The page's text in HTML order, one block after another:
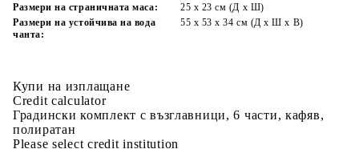
Размери на страничната маса:
25 x 23 см (Д x Ш)
Размери на устойчива на вода
чанта:
55 x 53 x 34 см (Д x Ш x В)
Купи на изплащане
Credit calculator
Градински комплект с възглавници, 6 части, кафяв,
полиратан
Please select credit institution